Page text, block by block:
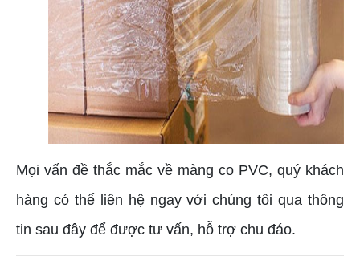
Mọi vấn đề thắc mắc về màng co PVC, quý khách
hàng có thể liên hệ ngay với chúng tôi qua thông
tin sau đây để được tư vấn, hỗ trợ chu đáo.